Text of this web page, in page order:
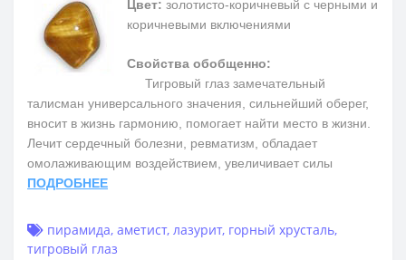
Цвет: золотисто-коричневый с черными и
коричневыми включениями
Свойства обобщенно:
Тигровый глаз замечательный
талисман универсального значения, сильнейший оберег,
вносит в жизнь гармонию, помогает найти место в жизни.
Лечит сердечный болезни, ревматизм, обладает
омолаживающим воздействием, увеличивает силы
ПОДРОБНЕЕ
пирамида, аметист, лазурит, горный хрусталь,
тигровый глаз